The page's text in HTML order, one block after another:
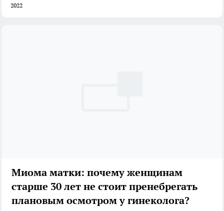
2022
Миома матки: почему женщинам
старше 30 лет не стоит пренебрегать
плановым осмотром у гинеколога?